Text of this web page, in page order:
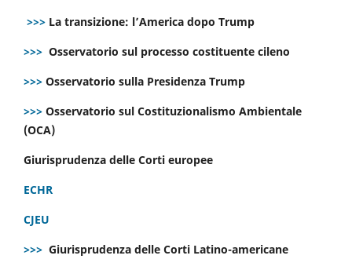
>>> La transizione: l’America dopo Trump
>>> Osservatorio sul processo costituente cileno
>>> Osservatorio sulla Presidenza Trump
>>> Osservatorio sul Costituzionalismo Ambientale
(OCA)
Giurisprudenza delle Corti europee
ECHR
CJEU
>>> Giurisprudenza delle Corti Latino-americane